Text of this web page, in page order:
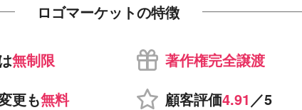
ロゴマーケットの特徴
無制限
著作権完全譲渡
更も無料 顧客評価4.91 ／5